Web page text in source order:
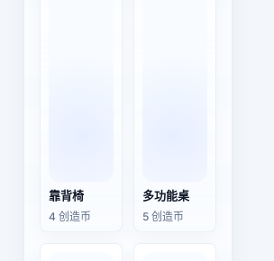
靠背椅
4 创造币
多功能桌
5 创造币